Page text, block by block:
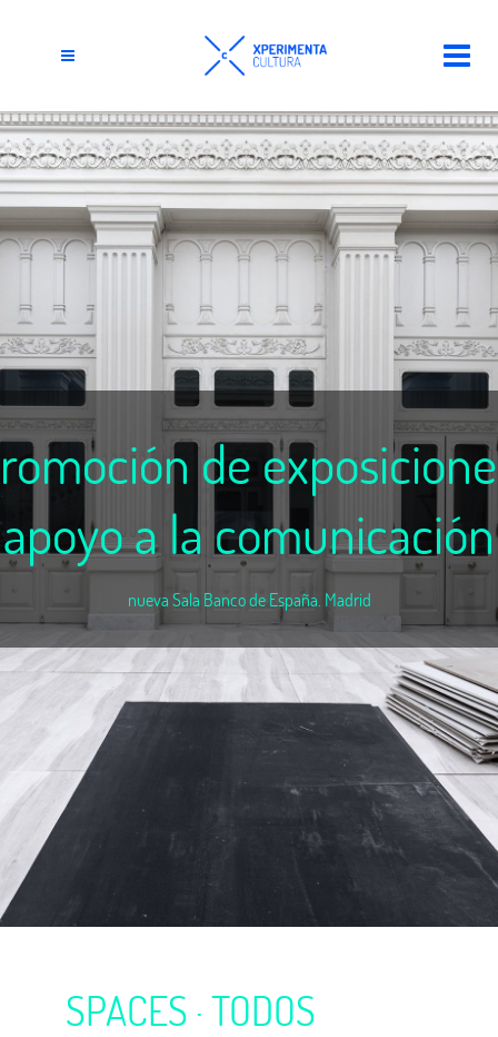
de
apoyo a la comunicación
nueva Sala Banco de España. Madrid
SPACES ·TODOS